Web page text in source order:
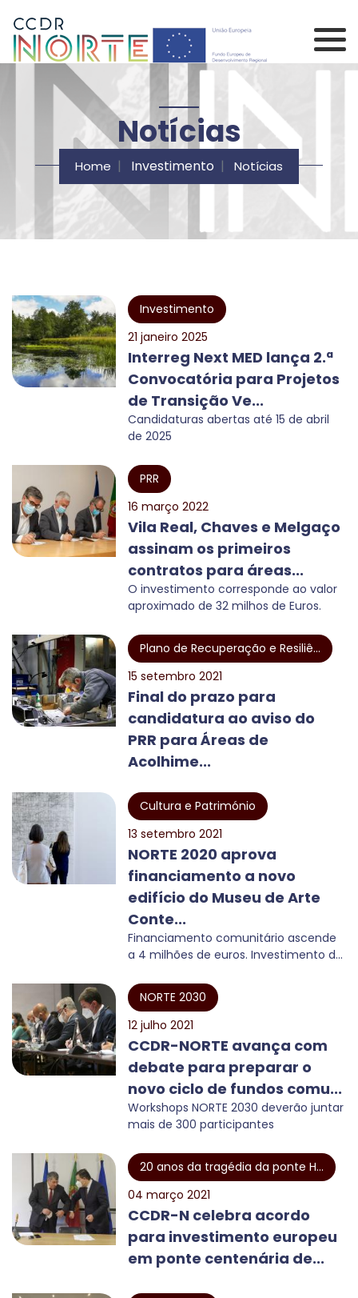
Comissão de
Notícias
Home Investimento Notícias
Investimento
21 janeiro 2025
Interreg Next MED lança 2.ª
Convocatória para Projetos
de Transição Ve...
Candidaturas abertas até 15 de abril
de 2025
PRR
16 março 2022
Vila Real, Chaves e Melgaço
assinam os primeiros
contratos para áreas...
O investimento corresponde ao valor
aproximado de 32 milhos de Euros.
Plano de Recuperação e Resiliê...
15 setembro 2021
Final do prazo para
candidatura ao aviso do
PRR para Áreas de
Acolhime...
Cultura e Património
13 setembro 2021
NORTE 2020 aprova
financiamento a novo
edifício do Museu de Arte
Conte...
Financiamento comunitário ascende
a 4 milhões de euros. Investimento d...
NORTE 2030
12 julho 2021
CCDR-NORTE avança com
debate para preparar o
novo ciclo de fundos comu...
Workshops NORTE 2030 deverão juntar
mais de 300 participantes
20 anos da tragédia da ponte H...
04 março 2021
CCDR-N celebra acordo
para investimento europeu
em ponte centenária de...